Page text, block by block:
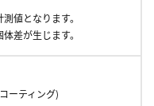
値となります。
差が生じます。
ーティング)